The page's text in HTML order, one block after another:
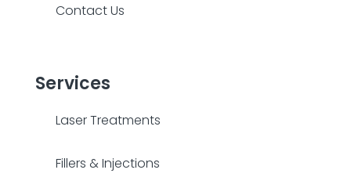
Contact Us
Services
Laser Treatments
Fillers & Injections